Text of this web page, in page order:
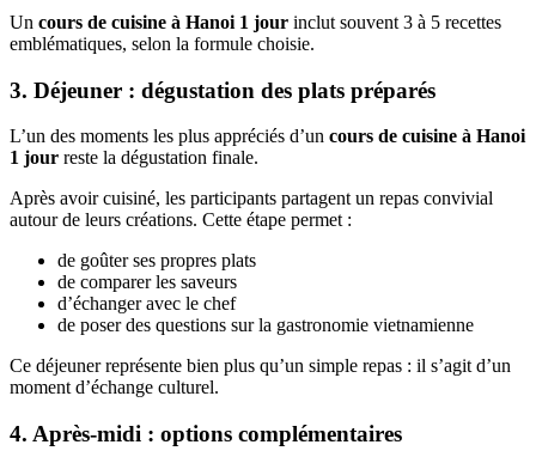
Un cours de cuisine à Hanoi 1 jour inclut souvent 3 à 5 recettes
emblématiques, selon la formule choisie.
3. Déjeuner : dégustation des plats préparés
L’un des moments les plus appréciés d’un cours de cuisine à Hanoi
1 jour reste la dégustation finale.
Après avoir cuisiné, les participants partagent un repas convivial
autour de leurs créations. Cette étape permet :
de goûter ses propres plats
de comparer les saveurs
d’échanger avec le chef
de poser des questions sur la gastronomie vietnamienne
Ce déjeuner représente bien plus qu’un simple repas : il s’agit d’un
moment d’échange culturel.
4. Après-midi : options complémentaires